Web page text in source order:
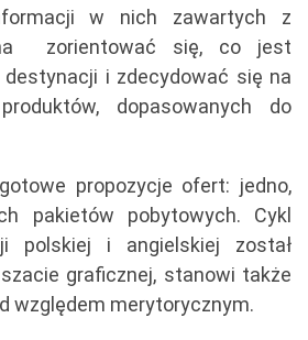
w nich zawartych z
zorientować się, co jest
i zdecydować się na
dopasowanych do
propozycje ofert: jedno,
pakietów pobytowych. Cykl
polskiej i angielskiej został
graficznej, stanowi także
względem merytorycznym.